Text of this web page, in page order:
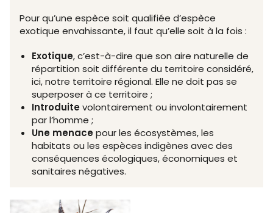
Pour qu’une espèce soit qualifiée d’espèce
exotique envahissante, il faut qu’elle soit à la fois :
Exotique, c’est-à-dire que son aire naturelle de
répartition soit différente du territoire considéré,
ici, notre territoire régional. Elle ne doit pas se
superposer à ce territoire ;
Introduitevolontairement ou involontairement
par l’homme ;
Une menacepour les écosystèmes, les
habitats ou les espèces indigènes avec des
conséquences écologiques, économiques et
sanitaires négatives.